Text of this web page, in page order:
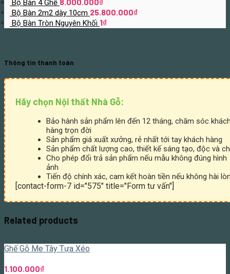
Bộ Bàn 4 Ghế 8.000.000₫
Bộ Bàn 2m2 dày 10cm 25.800.000₫
Bộ Bàn Tròn Nguyên Khối 1₫
Thông tin thanh toán
Hãy chọn Nội thất Nhà Gỗ:
Bảo hành sản phẩm lên đến 12 tháng, chăm sóc
hàng trọn đời
Sản phẩm giá xuất xưởng, rẻ nhất tới tay khách hàng
Sản phẩm chất lượng cao, thiết kế sáng tạo, độc và
Cho phép đổi trả sản phẩm nếu mẫu không đúng hình
ảnh
Tiến độ chính xác, cam kết hoàn tiền nếu không hài
[contact-form-7 id="575" title="Form tư vấn"]
Related products
Ghế Gỗ Me Tây Tựa Xéo
1.100.000₫